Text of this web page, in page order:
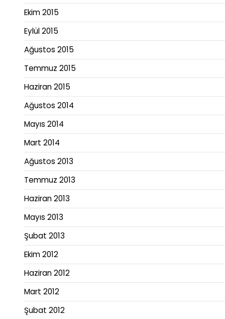
Ekim 2015
Eylül 2015
Ağustos 2015
Temmuz 2015
Haziran 2015
Ağustos 2014
Mayıs 2014
Mart 2014
Ağustos 2013
Temmuz 2013
Haziran 2013
Mayıs 2013
Şubat 2013
Ekim 2012
Haziran 2012
Mart 2012
Şubat 2012